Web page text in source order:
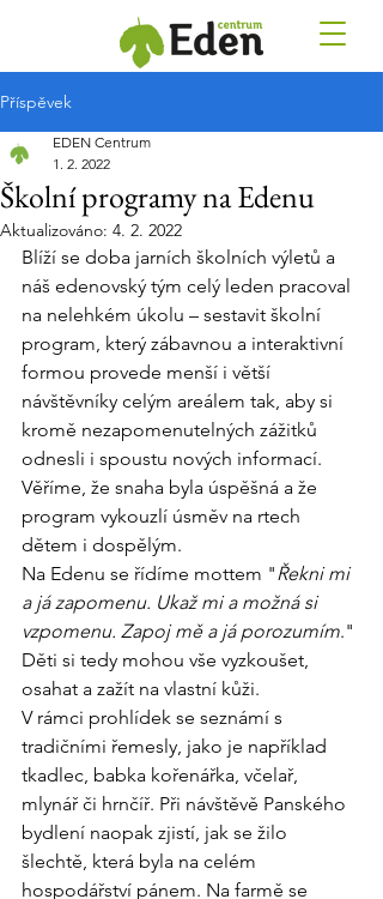
Příspěvek
Školní programy na Edenu
EDEN Centrum
1. 2. 2022
Aktualizováno: 4. 2. 2022
Blíží se doba jarních školních výletů a
náš edenovský tým celý leden pracoval
na nelehkém úkolu – sestavit školní
program, který zábavnou a interaktivní
formou provede menší i větší
návštěvníky celým areálem tak, aby si
kromě nezapomenutelných zážitků
odnesli i spoustu nových informací.
Věříme, že snaha byla úspěšná a že
program vykouzlí úsměv na rtech
dětem i dospělým.
Na Edenu se řídíme mottem "Řekni mi
a já zapomenu. Ukaž mi a možná si
vzpomenu. Zapoj mě a já porozumím."
Děti si tedy mohou vše vyzkoušet,
osahat a zažít na vlastní kůži.
V rámci prohlídek se seznámí s
tradičními řemesly, jako je například
tkadlec, babka kořenářka, včelař,
mlynář či hrnčíř. Při návštěvě Panského
bydlení naopak zjistí, jak se žilo
šlechtě, která byla na celém
hospodářství pánem. Na farmě se